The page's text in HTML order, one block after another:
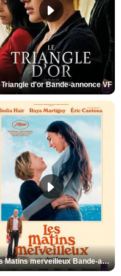
d'or Bande-annonce VF
Les Matins merveilleux Bande-annonce VF